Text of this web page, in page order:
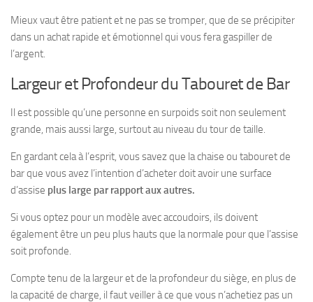
Mieux vaut être patient et ne pas se tromper, que de se précipiter
dans un achat rapide et émotionnel qui vous fera gaspiller de
l’argent.
Largeur et Profondeur du Tabouret de Bar
Il est possible qu’une personne en surpoids soit non seulement
grande, mais aussi large, surtout au niveau du tour de taille.
En gardant cela à l’esprit, vous savez que la chaise ou tabouret de
barque vous avez l’intention d’acheter doit avoir une surface
d’assise plus large par rapport aux autres.
Si vous optez pour un modèle avec accoudoirs, ils doivent
également être un peu plus hauts que la normale pour que l’assise
soit profonde.
Compte tenu de la largeur et de la profondeur du siège, en plus de
la capacité de charge, il faut veiller à ce que vous n’achetiez pas un